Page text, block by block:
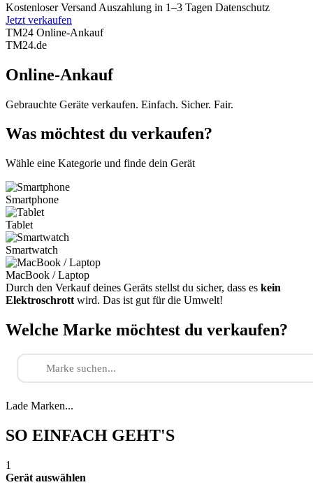
Kostenloser Versand Auszahlung in 1–3 Tagen Datenschutz
Jetzt verkaufen
TM24 Online-Ankauf
TM24.de
Online-Ankauf
Gebrauchte Geräte verkaufen. Einfach. Sicher. Fair.
Was möchtest du verkaufen?
Wähle eine Kategorie und finde dein Gerät
Smartphone
Tablet
Smartwatch
MacBook / Laptop
Durch den Verkauf deines Geräts stellst du sicher, dass es kein
Elektroschrott wird. Das ist gut für die Umwelt!
Welche Marke möchtest du verkaufen?
Lade Marken...
SO EINFACH GEHT'S
1
Gerät auswählen